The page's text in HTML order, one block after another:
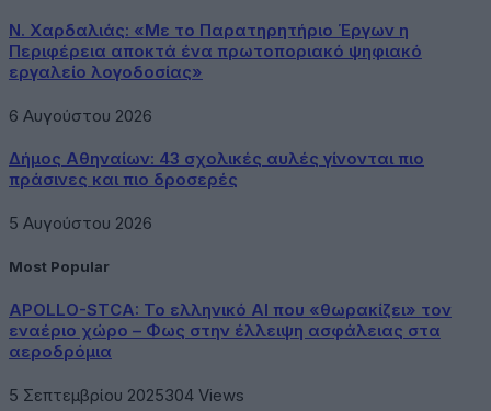
Ν. Χαρδαλιάς: «Με το Παρατηρητήριο Έργων η
Περιφέρεια αποκτά ένα πρωτοποριακό ψηφιακό
εργαλείο λογοδοσίας»
6 Αυγούστου 2026
Δήμος Αθηναίων: 43 σχολικές αυλές γίνονται πιο
πράσινες και πιο δροσερές
5 Αυγούστου 2026
Most Popular
APOLLO-STCA: Το ελληνικό AI που «θωρακίζει» τον
εναέριο χώρο – Φως στην έλλειψη ασφάλειας στα
αεροδρόμια
5 Σεπτεμβρίου 2025304 Views